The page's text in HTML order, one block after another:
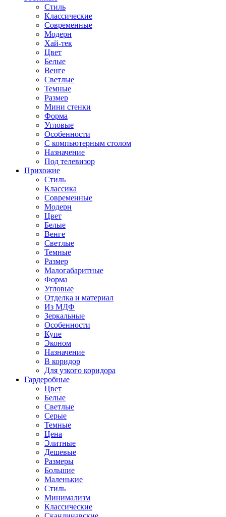
Стиль
Классические
Современные
Модерн
Хай-тек
Цвет
Белые
Венге
Светлые
Темные
Размер
Мини стенки
Форма
Угловые
Особенности
С компьютерным столом
Назначение
Под телевизор
Прихожие
Стиль
Классика
Современные
Модерн
Цвет
Белые
Венге
Светлые
Темные
Размер
Малогабаритные
Форма
Угловые
Отделка и материал
Из МДФ
Зеркальные
Особенности
Купе
Эконом
Назначение
В коридор
Для узкого коридора
Гардеробные
Цвет
Белые
Светлые
Серые
Темные
Цена
Элитные
Дешевые
Размеры
Большие
Маленькие
Стиль
Минимализм
Классические